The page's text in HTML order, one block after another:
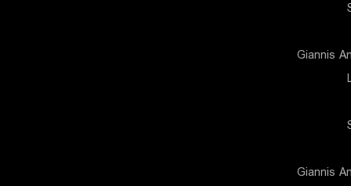
Giannis
Giannis